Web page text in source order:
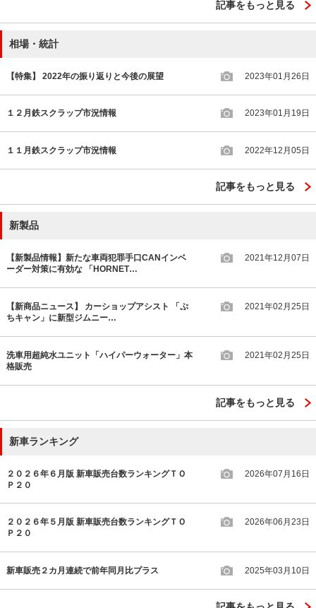
記事をもっと見る
相場・統計
【特集】 2022年の振り返りと今後の展望 2023年01月26日
１２月鉄スクラップ市況情報 2023年01月19日
１１月鉄スクラップ市況情報 2022年12月05日
記事をもっと見る
新製品
【新製品情報】新たな車両犯罪手口CANインベ
ーダー対策に有効な 「HORNET…
2021年12月07日
【新商品ニュース】 カーショップアシスト 「ぷ
ちキャン」に新型ジムニー…
2021年02月25日
洗車用超純水ユニット「ハイパーウォーター」本
格販売
2021年02月25日
記事をもっと見る
新車ランキング
２０２６年６月版 新車販売台数ランキングＴＯ
Ｐ２０
2026年07月16日
２０２６年５月版 新車販売台数ランキングＴＯ
Ｐ２０
2026年06月23日
新車販売２カ月連続で前年同月比プラス 2025年03月10日